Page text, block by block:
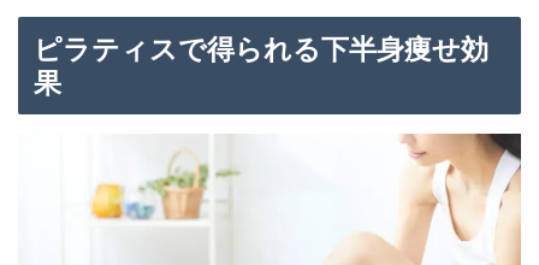
ピラティスで得られる下半身痩せ効
果